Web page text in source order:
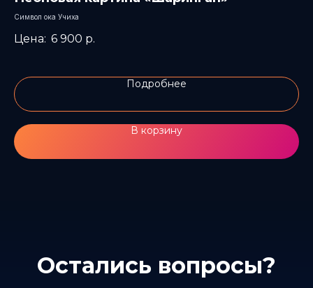
Символ ока Учиха
6 900 р.
Подробнее
В корзину
Остались вопросы?